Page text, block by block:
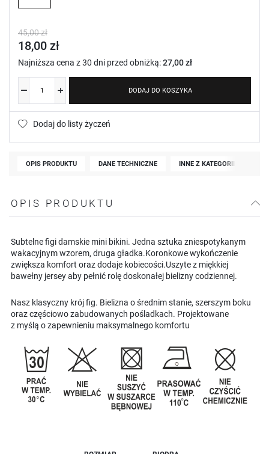
45,00 zł
18,00 zł
Najniższa cena z 30 dni przed obniżką:27,00 zł
DODAJ DO KOSZYKA
Dodaj do listy życzeń
OPIS PRODUKTU DANE TECHNICZNE INNE Z KATEGORII
OPIS PRODUKTU
Subtelne figi damskie mini bikini. Jedna sztuka zniespotykanym
wakacyjnym wzorem, druga gładka.Koronkowe wykończenie
zwiększa komfort oraz dodaje kobiecości.Uszyte z miękkiej
bawełny jersey aby pełnić rolę doskonałej bielizny codziennej.
Nasz klasyczny krój fig. Bielizna o średnim stanie, szerszym boku
oraz częściowo zabudowanych pośladkach. Projektowane
z myślą o zapewnieniu maksymalnego komfortu